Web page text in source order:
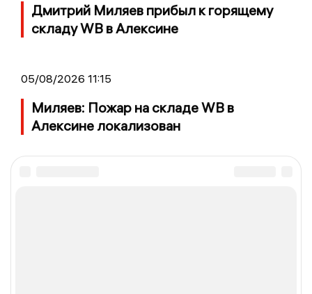
Дмитрий Миляев прибыл к горящему
складу WB в Алексине
05/08/2026 11:15
Миляев: Пожар на складе WB в
Алексине локализован